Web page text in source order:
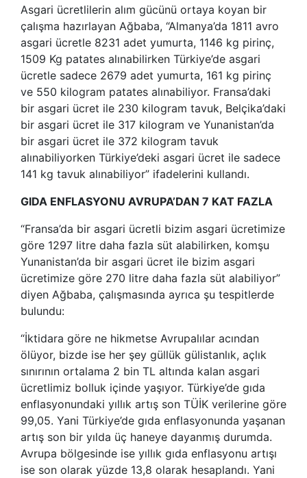
Asgari ücretlilerin alım gücünü ortaya koyan bir
çalışma hazırlayan Ağbaba, “Almanya’da 1811 avro
asgari ücretle 8231 adet yumurta, 1146 kg pirinç,
1509 Kg patates alınabilirken Türkiye’de asgari
ücretle sadece 2679 adet yumurta, 161 kg pirinç
ve 550 kilogram patates alınabiliyor. Fransa’daki
bir asgari ücret ile 230 kilogram tavuk, Belçika’daki
bir asgari ücret ile 317 kilogram ve Yunanistan’da
bir asgari ücret ile 372 kilogram tavuk
alınabiliyorken Türkiye’deki asgari ücret ile sadece
141 kg tavuk alınabiliyor” ifadelerini kullandı.
GIDA ENFLASYONU AVRUPA’DAN 7 KAT FAZLA
“Fransa’da bir asgari ücretli bizim asgari ücretimize
göre 1297 litre daha fazla süt alabilirken, komşu
Yunanistan’da bir asgari ücret ile bizim asgari
ücretimize göre 270 litre daha fazla süt alabiliyor”
diyen Ağbaba, çalışmasında ayrıca şu tespitlerde
bulundu:
“İktidara göre ne hikmetse Avrupalılar acından
ölüyor, bizde ise her şey güllük gülistanlık, açlık
sınırının ortalama 2 bin TL altında kalan asgari
ücretlimiz bolluk içinde yaşıyor. Türkiye’de gıda
enflasyonundaki yıllık artış son TÜİK verilerine göre
99,05. Yani Türkiye’de gıda enflasyonunda yaşanan
artış son bir yılda üç haneye dayanmış durumda.
Avrupa bölgesinde ise yıllık gıda enflasyonu artışı
ise son olarak yüzde 13,8 olarak hesaplandı. Yani